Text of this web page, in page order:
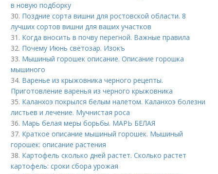
в новую подборку
30. Поздние сорта вишни для ростовской области. 8
лучших сортов вишни для ваших участков
31. Когда вносить в почву перегной. Важные правила
32. Почему Июнь светозар. Изокъ
33. Мышиный горошек описание. Описание горошка
мышиного
34. Варенье из крыжовника черного рецепты.
Приготовление варенья из черного крыжовника
35. Каланхоэ покрылся белым налетом. Каланхоэ болезни
листьев и лечение. Мучнистая роса
36. Марь белая меры борьбы. МАРЬ БЕЛАЯ
37. Краткое описание мышиный горошек. Мышиный
горошек: описание растения
38. Картофель сколько дней растет. Сколько растет
картофель: сроки сбора урожая